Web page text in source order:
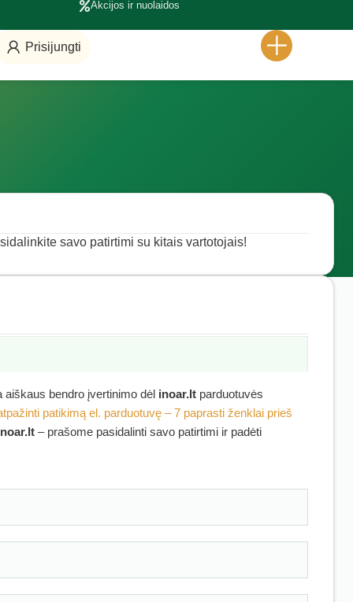
Akcijos ir nuolaidos
Prisijungti
savo patirtimi su kitais vartotojais!
aiškaus bendro įvertinimo dėl inoar.lt parduotuvės
patikimą el. parduotuvę – 7 paprasti ženklai prieš
– prašome pasidalinti savo patirtimi ir padėti